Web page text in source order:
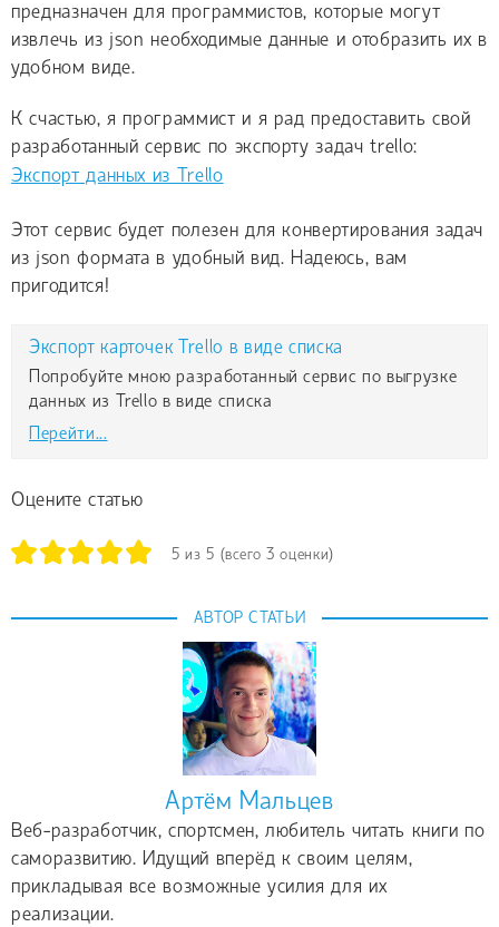
предназначен для программистов, которые могут
извлечь из json необходимые данные и отобразить их в
удобном виде.
К счастью, я программист и я рад предоставить свой
разработанный сервис по экспорту задач trello:
Экспорт данных из Trello
Этот сервис будет полезен для конвертирования задач
из json формата в удобный вид. Надеюсь, вам
пригодится!
Экспорт карточек Trello в виде списка
Попробуйте мною разработанный сервис по выгрузке
данных из Trello в виде списка
Перейти...
Оцените статью
5 из5 (всего3 оценки)
АВТОР СТАТЬИ
Артём Мальцев
Веб-разработчик, спортсмен, любитель читать книги по
саморазвитию. Идущий вперёд к своим целям,
прикладывая все возможные усилия для их
реализации.